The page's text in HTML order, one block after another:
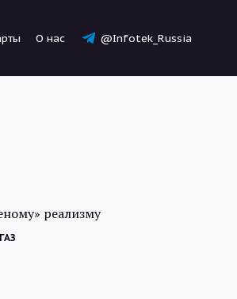
О нас @Infotek_Russia
реализму